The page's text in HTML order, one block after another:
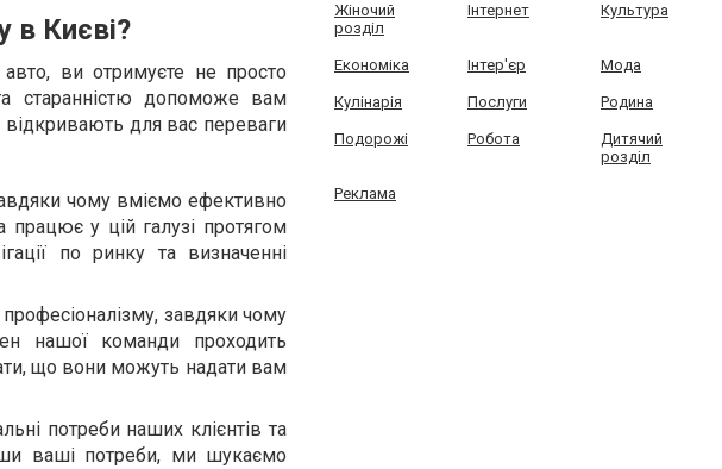
в Києві?
ви отримуєте не просто
старанністю допоможе вам
для вас переваги
чому вміємо ефективно
у цій галузі протягом
по ринку та визначенні
завдяки чому
нашої команди проходить
що вони можуть надати вам
потреби наших клієнтів та
ваші потреби, ми шукаємо
Жіночий
розділ
Інтернет Культура
Економіка Інтер'єр Мода
Кулінарія Послуги Родина
Подорожі Робота
Дитячий
розділ
Реклама